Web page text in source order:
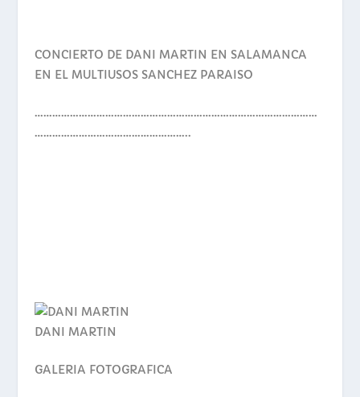
CONCIERTO DE DANI MARTIN EN SALAMANCA
EN EL MULTIUSOS SANCHEZ PARAISO
……………………………………………………………………………………
……………………………………………..
DANI MARTIN
GALERIA FOTOGRAFICA